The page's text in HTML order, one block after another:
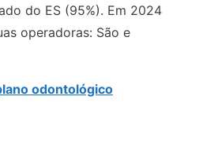
do ES (95%). Em 2024
operadoras: São e
odontológico